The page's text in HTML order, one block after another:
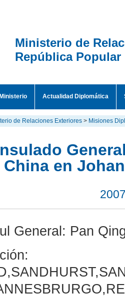
Ministerio de
República Popular
Ministerio Actualidad Diplomática
de Relaciones Exteriores > Misiones
China en
General: Pan